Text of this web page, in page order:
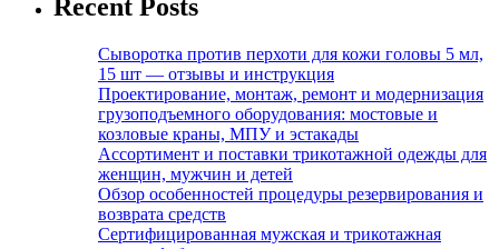
Recent Posts
Сыворотка против перхоти для кожи головы 5 мл,
15 шт — отзывы и инструкция
Проектирование, монтаж, ремонт и модернизация
грузоподъемного оборудования: мостовые и
козловые краны, МПУ и эстакады
Ассортимент и поставки трикотажной одежды для
женщин, мужчин и детей
Обзор особенностей процедуры резервирования и
возврата средств
Сертифицированная мужская и трикотажная